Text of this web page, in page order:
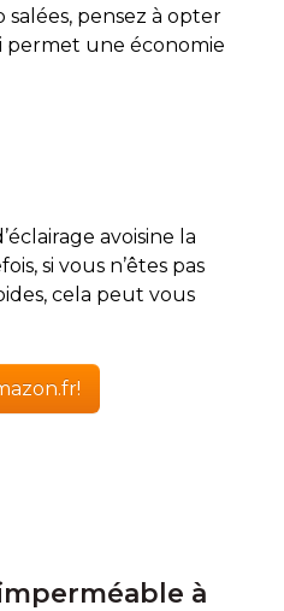
salées, pensez à opter
une économie
avoisine la
si vous n’êtes pas
cela peut vous
à